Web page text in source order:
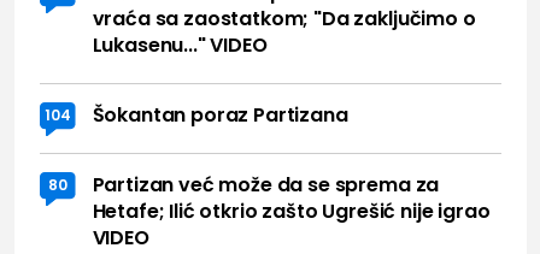
vraća sa zaostatkom; "Da zaključimo o
Lukasenu..." VIDEO
104 Šokantan poraz Partizana
80
Partizan već može da se sprema za
Hetafe; Ilić otkrio zašto Ugrešić nije igrao
VIDEO